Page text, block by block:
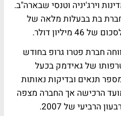
במדינות וירג'יניה וטנסי שבארה"ב.
בת בבעלות מלאה של
דולר.
חברת פטרו גרופ בחודש
של גאידמק בכעל
תנאים ובדיקות נאותות
של 120 יום ממועד הרכישה אך החברה מצפה
הרביעי של 2007.